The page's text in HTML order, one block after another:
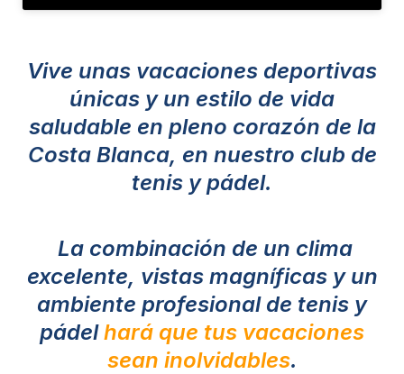
Vive unas vacaciones deportivas
únicas y un estilo de vida
saludable en pleno corazón de la
Costa Blanca, en nuestro club de
tenis y pádel.
La combinación de un clima
excelente, vistas magníficas y un
ambiente profesional de tenis y
pádelhará que tus vacaciones
sean inolvidables.